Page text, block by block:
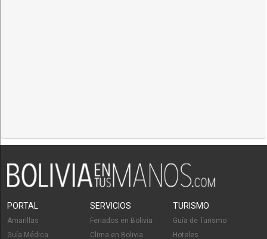
PORTAL
Amarillas
Guía Médica
SERVICIOS
Feriados en Bolivia
Clima en Bolivia
TURISMO
Guía de Turismo
Hoteles